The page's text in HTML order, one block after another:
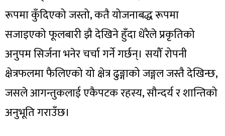
रूपमा कुँदिएको जस्तो, कतै योजनाबद्ध रूपमा
सजाइएको फूलबारी झै देखिने हुँदा धेरैले प्रकृतिको
अनुपम सिर्जना भनेर चर्चा गर्ने गर्छन्। सयौँ रोपनी
क्षेत्रफलमा फैलिएको यो क्षेत्र ढुङ्गाको जङ्गल जस्तै देखिन्छ,
जसले आगन्तुकलाई एकैपटक रहस्य, सौन्दर्य र शान्तिको
अनुभूति गराउँछ।